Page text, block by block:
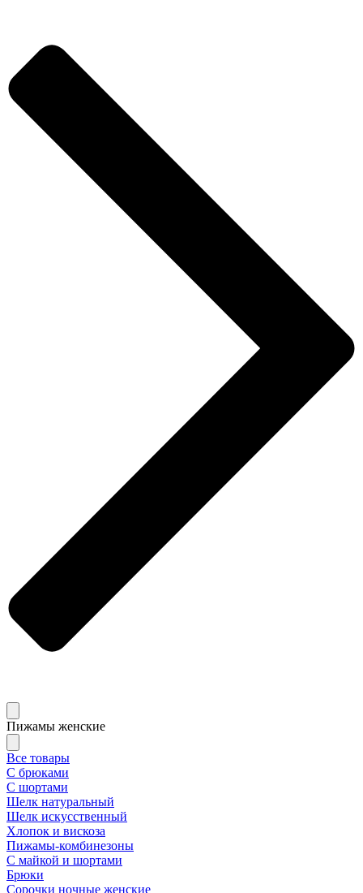
Пижамы женские
Все товары
С брюками
С шортами
Шелк натуральный
Шелк искусственный
Хлопок и вискоза
Пижамы-комбинезоны
С майкой и шортами
Брюки
Сорочки ночные женские